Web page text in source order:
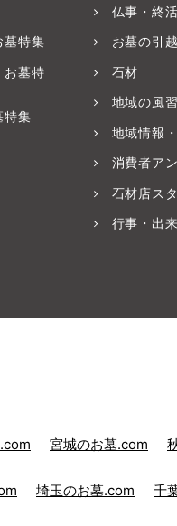
墓特集
お墓特
特集
仏事・終活
お墓の引
石材
地域の風
地域情報
消費者ア
石材店ス
行事・出
宮城のお墓.com
埼玉のお墓.com 千